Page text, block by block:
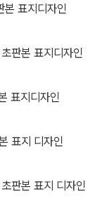
본 표지디자인
판본 표지디자인
표지디자인
표지 디자인
판본 표지 디자인